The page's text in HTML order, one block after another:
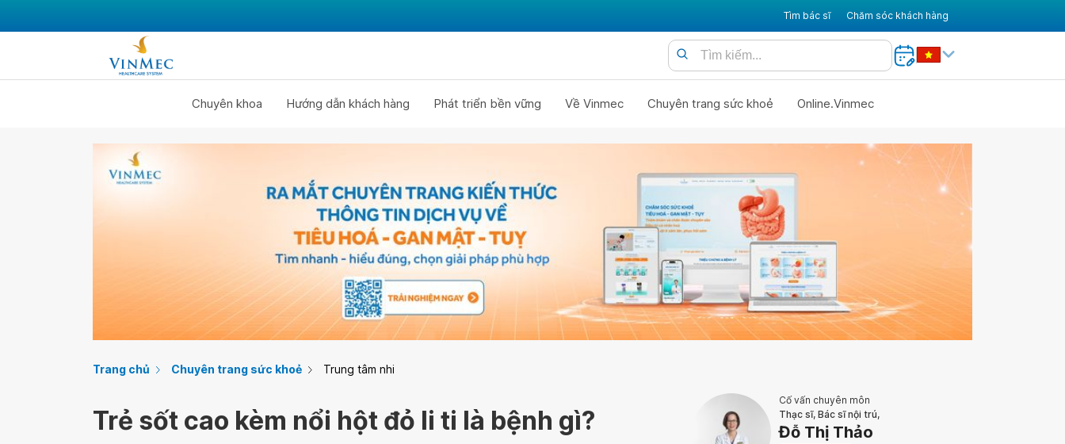
Tìm bác sĩ Chăm sóc khách hàng
Chuyên khoa Hướng dẫn khách hàng Phát triển bền vững Về Vinmec Chuyên trang sức khoẻ Online.Vinmec
Trang chủ Chuyên trang sức khoẻ Trung tâm nhi
Trẻ sốt cao kèm nổi hột đỏ li ti là bệnh gì?
Cố vấn chuyên môn
Thạc sĩ, Bác sĩ nội trú,
Đỗ Thị Thảo